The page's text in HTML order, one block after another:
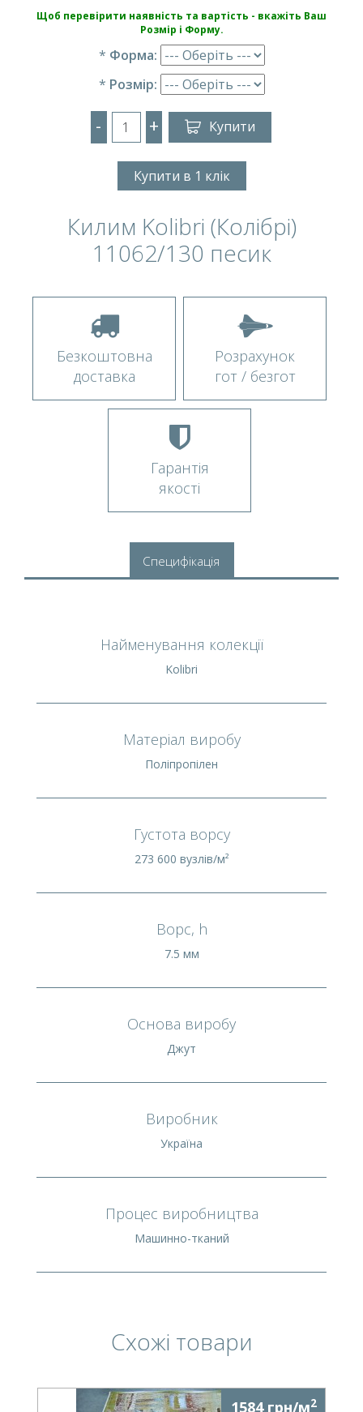
Щоб перевірити наявність та вартість - вкажіть Ваш
Розмір і Форму.
* Форма:
* Розмір:
- + Купити
Купити в 1 клік
Килим Kolibri (Колібрі)
11062/130 песик
Безкоштовна
доставка
Розрахунок
гот / безгот
Гарантія
якості
Специфікація
Найменування колекції
Kolibri
Матеріал виробу
Поліпропілен
Густота ворсу
273 600 вузлів/м²
Ворс, h
7.5 мм
Основа виробу
Джут
Виробник
Україна
Процес виробництва
Машинно-тканий
Схожі товари
1584 грн/м2